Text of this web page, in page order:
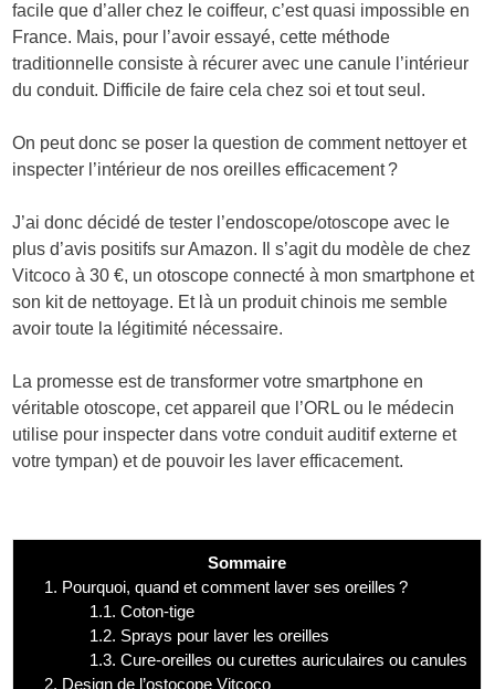
facile que d’aller chez le coiffeur, c’est quasi impossible en
France. Mais, pour l’avoir essayé, cette méthode
traditionnelle consiste à récurer avec une canule l’intérieur
du conduit. Difficile de faire cela chez soi et tout seul.
On peut donc se poser la question de comment nettoyer et
inspecter l’intérieur de nos oreilles efficacement ?
J’ai donc décidé de tester l’endoscope/otoscope avec le
plus d’avis positifs sur Amazon. Il s’agit du modèle de chez
Vitcoco à 30 €, un otoscope connecté à mon smartphone et
son kit de nettoyage. Et là un produit chinois me semble
avoir toute la légitimité nécessaire.
La promesse est de transformer votre smartphone en
véritable otoscope, cet appareil que l’ORL ou le médecin
utilise pour inspecter dans votre conduit auditif externe et
votre tympan) et de pouvoir les laver efficacement.
Sommaire
1. Pourquoi, quand et comment laver ses oreilles ?
1.1. Coton-tige
1.2. Sprays pour laver les oreilles
1.3. Cure-oreilles ou curettes auriculaires ou canules
2. Design de l’ostocope Vitcoco